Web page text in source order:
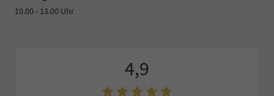
10.00 - 13.00 Uhr
4,9